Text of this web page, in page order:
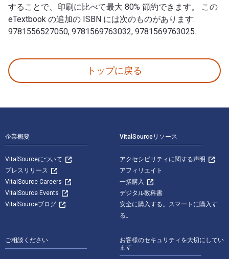
することで、印刷に比べて最大 80% 節約できます。 この
eTextbook の追加の ISBN には次のものがあります:
9781556527050, 9781569763032, 9781569763025.
トップに戻る
企業概要
VitalSourceについて
プレスリリース
VitalSource Careers
VitalSource Events
VitalSourceブログ
VitalSourceリソース
アクセシビリティに関する声明
アフィリエイト
一括購入
デジタル教科書
安全に購入する。スマートに購入す
る。
ご相談ください
お客様のセキュリティを大切にしてい
ます